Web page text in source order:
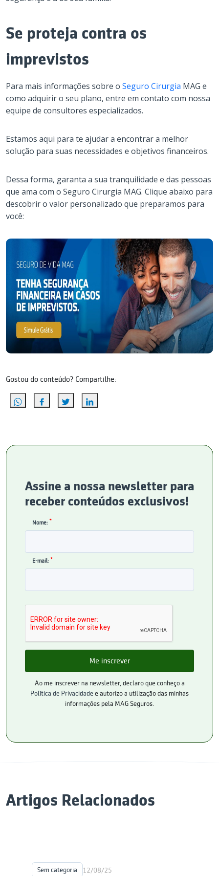
Se proteja contra os
imprevistos
Para mais informações sobre o Seguro Cirurgia MAG e
como adquirir o seu plano, entre em contato com nossa
equipe de consultores especializados.
Estamos aqui para te ajudar a encontrar a melhor
solução para suas necessidades e objetivos financeiros.
Dessa forma, garanta a sua tranquilidade e das pessoas
que ama com o Seguro Cirurgia MAG. Clique abaixo para
descobrir o valor personalizado que preparamos para
você:
Gostou do conteúdo? Compartilhe:
Assine a nossa newsletter para
receber conteúdos exclusivos!
Nome: *
E-mail: *
Ao me inscrever na newsletter, declaro que conheço a
Política de Privacidade e autorizo a utilização das minhas
informações pela MAG Seguros.
Artigos Relacionados
Sem categoria 12/08/25